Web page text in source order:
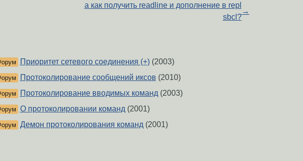
а как получить readline и дополнение в repl
sbcl?
→
Приоритет сетевого соединения (+)(2003)
Протоколирование сообщений иксов (2010)
Протоколирование вводимых команд(2003)
О протоколировании команд(2001)
Демон протоколирования команд(2001)